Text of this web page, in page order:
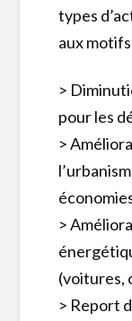
types
aux
>
pour les
>
>
(voitures,
> Report